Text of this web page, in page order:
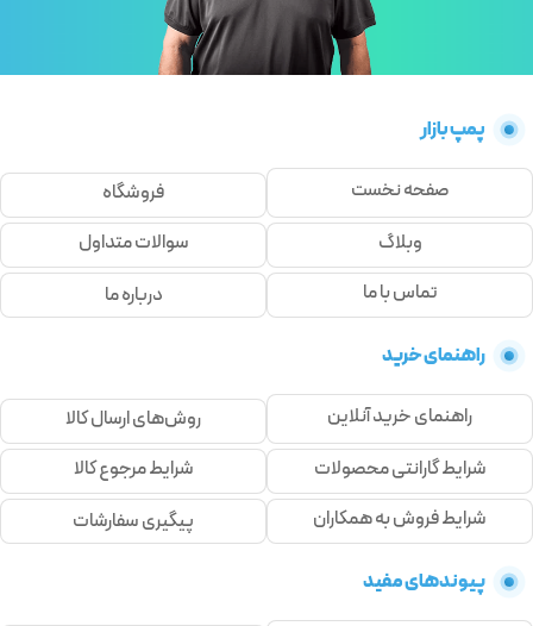
پمپ بازار
صفحه نخست
فروشگاه
وبلاگ
سوالات متداول
تماس با ما
درباره ما
راهنمای خرید
راهنمای خرید آنلاین
روش‌های ارسال کالا
شرایط گارانتی محصولات
شرایط مرجوع کالا
شرایط فروش به همکاران
پیگیری سفارشات
پیوندهای مفید